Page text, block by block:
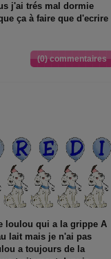
j'ai trés mal dormie
ça à faire que d'ecrire
(0) commentaires
loulou qui a la grippe A
lait mais je n'ai pas
a toujours de la